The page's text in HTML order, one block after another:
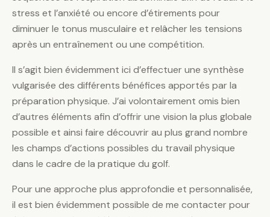
stress et l’anxiété ou encore d’étirements pour
diminuer le tonus musculaire et relâcher les tensions
après un entraînement ou une compétition.
Il s’agit bien évidemment ici d’effectuer une synthèse
vulgarisée des différents bénéfices apportés par la
préparation physique. J’ai volontairement omis bien
d’autres éléments afin d’offrir une vision la plus globale
possible et ainsi faire découvrir au plus grand nombre
les champs d’actions possibles du travail physique
dans le cadre de la pratique du golf.
Pour une approche plus approfondie et personnalisée,
il est bien évidemment possible de me contacter pour